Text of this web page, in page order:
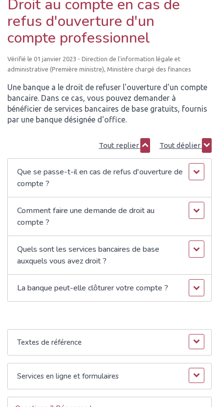
Droit au compte en cas de
refus d'ouverture d'un
compte professionnel
Vérifié le 01 janvier 2023 - Direction de l'information légale et
administrative (Première ministre), Ministère chargé des finances
Une banque a le droit de refuser l'ouverture d'un compte
bancaire. Dans ce cas, vous pouvez demander à
bénéficier de services bancaires de base gratuits, fournis
par une banque désignée d'office.
Tout replier Tout déplier
Que se passe-t-il en cas de refus d'ouverture de
compte ?
Comment faire une demande de droit au
compte ?
Quels sont les services bancaires de base
auxquels vous avez droit ?
La banque peut-elle clôturer votre compte ?
Textes de référence
Services en ligne et formulaires